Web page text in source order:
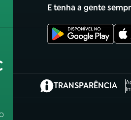
E tenha a gente
TRANSPARÊNCIA
(abre em nova aba)